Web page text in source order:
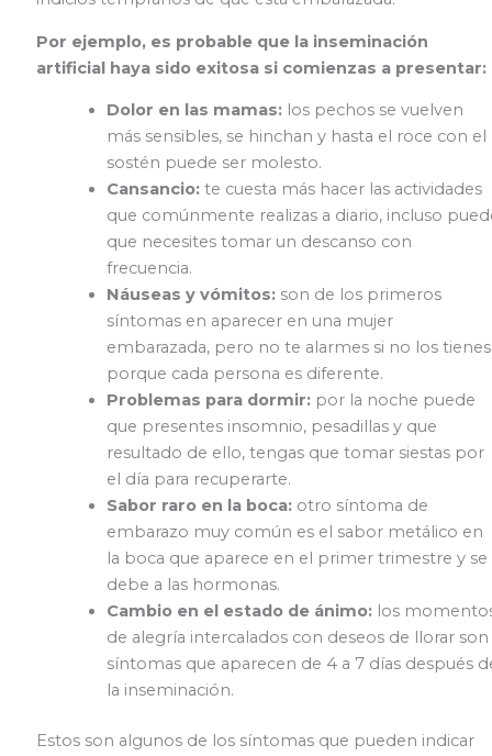
Por ejemplo, es probable que la inseminación
artificial haya sido exitosa si comienzas a presentar:
Dolor en las mamas:los pechos se vuelven
más sensibles, se hinchan y hasta el roce con el
sostén puede ser molesto.
Cansancio:te cuesta más hacer las actividades
que comúnmente realizas a diario, incluso
que necesites tomar un descanso con
frecuencia.
Náuseas y vómitos:son de los primeros
síntomas en aparecer en una mujer
embarazada, pero no te alarmes si no los tienes
porque cada persona es diferente.
Problemas para dormir:por la noche puede
que presentes insomnio, pesadillas y que
resultado de ello, tengas que tomar siestas por
el día para recuperarte.
Sabor raro en la boca:otro síntoma de
embarazo muy común es el sabor metálico en
la boca que aparece en el primer trimestre y se
debe a las hormonas.
Cambio en el estado de ánimo:los
de alegría intercalados con deseos de llorar son
síntomas que aparecen de 4 a 7 días después
la inseminación.
Estos son algunos de los síntomas que pueden indicar